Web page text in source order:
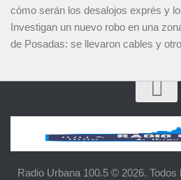
cómo serán los desalojos exprés y
Investigan un nuevo robo en una
de Posadas: se llevaron cables y
Radio Urbana 100.5 © 2026.